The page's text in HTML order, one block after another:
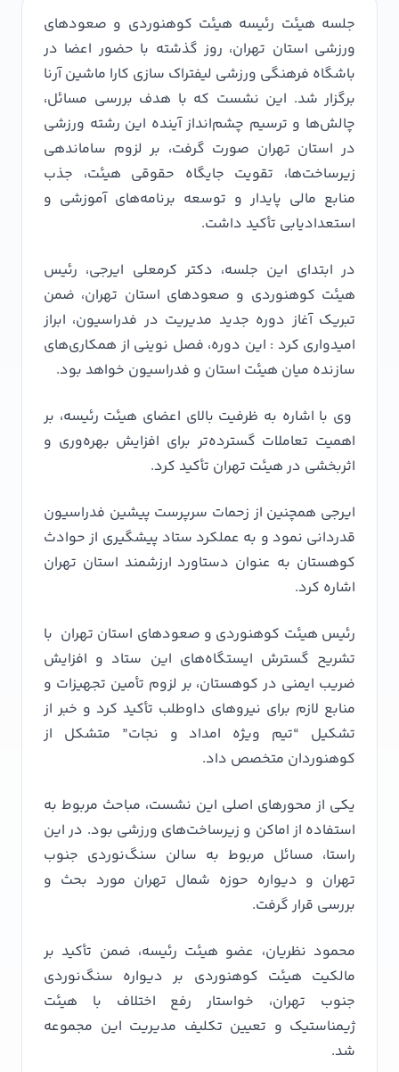
جلسه هیئت رئیسه هیئت کوهنوردی و صعودهای
ورزشی استان تهران، روز گذشته با حضور اعضا در
باشگاه فرهنگی ورزشی لیفتراک سازی کارا ماشین آرنا
برگزار شد. این نشست که با هدف بررسی مسائل،
چالش‌ها و ترسیم چشم‌انداز آینده این رشته ورزشی
در استان تهران صورت گرفت، بر لزوم ساماندهی
زیرساخت‌ها، تقویت جایگاه حقوقی هیئت، جذب
منابع مالی پایدار و توسعه برنامه‌های آموزشی و
استعدادیابی تأکید داشت.
در ابتدای این جلسه، دکتر کرمعلی ایرجی، رئیس
هیئت کوهنوردی و صعودهای استان تهران، ضمن
تبریک آغاز دوره جدید مدیریت در فدراسیون، ابراز
امیدواری کرد : این دوره، فصل نوینی از همکاری‌های
سازنده میان هیئت استان و فدراسیون خواهد بود.
وی با اشاره به ظرفیت بالای اعضای هیئت رئیسه، بر
اهمیت تعاملات گسترده‌تر برای افزایش بهره‌وری و
اثربخشی در هیئت تهران تأکید کرد.
ایرجی همچنین از زحمات سرپرست پیشین فدراسیون
قدردانی نمود و به عملکرد ستاد پیشگیری از حوادث
کوهستان به عنوان دستاورد ارزشمند استان تهران
اشاره کرد.
رئیس هیئت کوهنوردی و صعودهای استان تهران با
تشریح گسترش ایستگاه‌های این ستاد و افزایش
ضریب ایمنی در کوهستان، بر لزوم تأمین تجهیزات و
منابع لازم برای نیروهای داوطلب تأکید کرد و خبر از
تشکیل “تیم ویژه امداد و نجات” متشکل از
کوهنوردان متخصص داد.
یکی از محورهای اصلی این نشست، مباحث مربوط به
استفاده از اماکن و زیرساخت‌های ورزشی بود. در این
راستا، مسائل مربوط به سالن سنگ‌نوردی جنوب
تهران و دیواره حوزه شمال تهران مورد بحث و
بررسی قرار گرفت.
محمود نظریان، عضو هیئت رئیسه، ضمن تأکید بر
مالکیت هیئت کوهنوردی بر دیواره سنگ‌نوردی
جنوب تهران، خواستار رفع اختلاف با هیئت
ژیمناستیک و تعیین تکلیف مدیریت این مجموعه
شد.